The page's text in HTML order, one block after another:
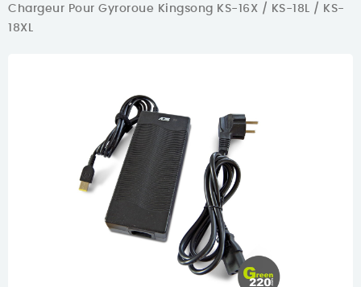
Chargeur Pour Gyroroue Kingsong KS-16X / KS-18L / KS-
18XL